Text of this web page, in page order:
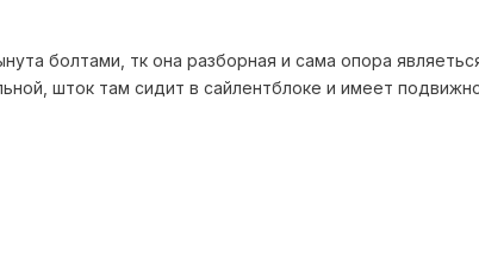
болтами, тк она разборная и сама опора
шток там сидит в сайлентблоке и имеет